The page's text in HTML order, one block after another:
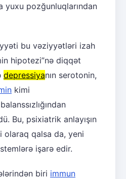
pozğunluqlarından
bu vəziyyətləri izah
hipotezi”nə diqqət
depressiyanın serotonin,
kimi
balanssızlığından
Bu, psixiatrik anlayışın
olaraq qalsa da, yeni
işarə edir.
biri immun